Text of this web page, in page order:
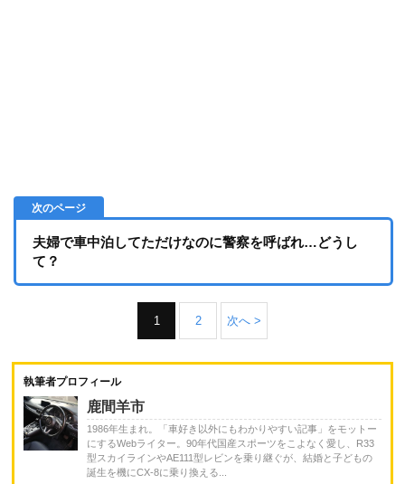
夫婦で車中泊してただけなのに警察を呼ばれ…どうし
て？
1 2 次へ >
執筆者プロフィール
鹿間羊市
1986年生まれ。「車好き以外にもわかりやすい記事」をモットー
にするWebライター。90年代国産スポーツをこよなく愛し、R33
型スカイラインやAE111型レビンを乗り継ぐが、結婚と子どもの
誕生を機にCX-8に乗り換える...